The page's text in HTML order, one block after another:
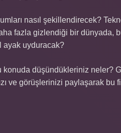
nasıl şekillendirecek?
fazla gizlendiği bir dünyada,
ayak uyduracak?
düşündükleriniz neler?
ve görüşlerinizi paylaşarak bu